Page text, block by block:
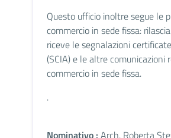
Questo ufficio inoltre segue le
commercio in sede fissa:
riceve le segnalazioni
(SCIA) e le altre comunicazioni
commercio in sede fissa.
.
Nominativo : Arch. Roberta